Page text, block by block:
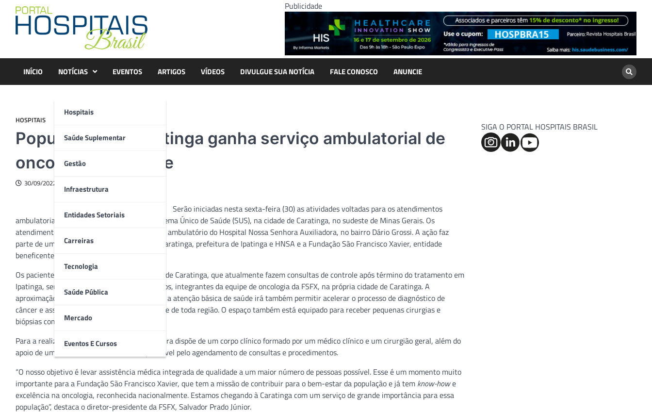
content
Publicidade
INÍCIO NOTÍCIAS
Hospitais
Saúde Suplementar
Gestão
Infraestrutura
Entidades Setoriais
Carreiras
Tecnologia
Saúde Pública
Mercado
Eventos E Cursos
EVENTOS ARTIGOS VÍDEOS DIVULGUE SUA NOTÍCIA FALE CONOSCO ANUNCIE
HOSPITAIS
População de Caratinga ganha serviço ambulatorial de
oncologia na cidade
30/09/2022
Serão iniciadas nesta sexta-feira (30) as atividades voltadas para os atendimentos
ambulatoriais a pacientes oncológicos do Sistema Único de Saúde (SUS), na cidade de Caratinga, no sudeste de Minas Gerais. Os
atendimentos oncológicos serão realizados no ambulatório do Hospital Nossa Senhora Auxiliadora, no bairro Dário Grossi. A ação faz
parte de uma parceria entre a prefeitura de Caratinga, prefeitura de Ipatinga e HNSA e a Fundação São Francisco Xavier, entidade
beneficente de assistência social.
Os pacientes residentes das cidades da Micro de Caratinga, que atualmente fazem consultas de controle após término do tratamento em
Ipatinga, serão acompanhados por dois médicos, integrantes da equipe de oncologia da FSFX, na própria cidade de Caratinga. A
aproximação da assistência especializada com a atenção básica de saúde irá também permitir acelerar o processo de diagnóstico de
câncer e assim, facilitará a jornada do paciente de toda região. O espaço também está equipado para receber pequenas cirurgias e
biópsias com anestesia local.
Para a realização dos atendimentos, a estrutura dispõe de um corpo clínico formado por um médico clínico e um cirurgião geral, além do
apoio de um auxiliar administrativo, responsável pelo agendamento de consultas e procedimentos.
“O nosso objetivo é levar assistência médica integrada de qualidade a um maior número de pessoas possível. Esse é um momento muito
importante para a Fundação São Francisco Xavier, que tem a missão de contribuir para o bem-estar da população e já tem know-howe
excelência na oncologia, reconhecida nacionalmente. Estamos chegando à Caratinga com um serviço de grande importância para essa
população”, destaca o diretor-presidente da FSFX, Salvador Prado Júnior.
SIGA O PORTAL HOSPITAIS BRASIL